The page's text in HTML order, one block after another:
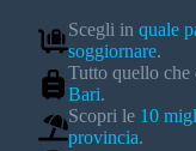
Scegli in quale
soggiornare.
Tutto quello che
Bari.
Scopri le 10
provincia.